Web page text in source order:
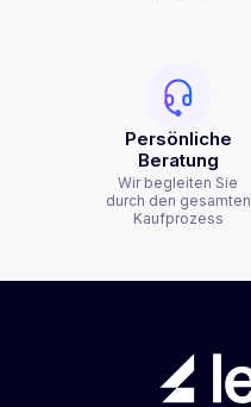
Persönliche
Beratung
Wir begleiten Sie
durch den gesamten
Kaufprozess